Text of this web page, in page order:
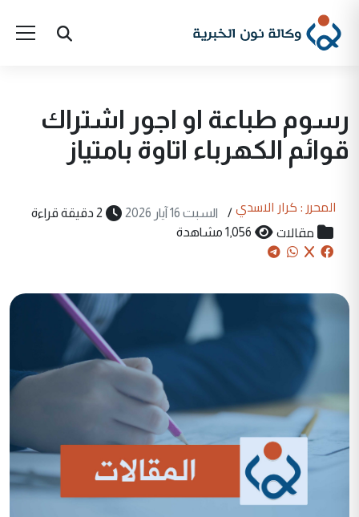
رسوم طباعة او اجور اشتراك
قوائم الكهرباء اتاوة بامتياز
المحرر : كرار الاسدي / السبت 16 آيار 2026 2 دقيقة قراءة
مقالات 1,056 مشاهدة